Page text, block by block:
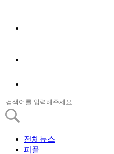
전체뉴스
피플